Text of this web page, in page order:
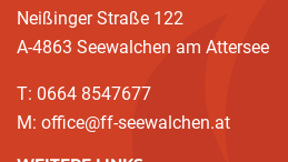
Neißinger Straße 122
A-4863 Seewalchen am Attersee
T: 0664 8547677
M: office@ff-seewalchen.at